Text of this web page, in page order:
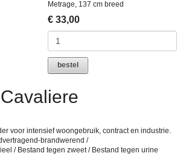
Metrage, 137 cm breed
€ 33,00
bestel
voor intensief woongebruik, contract en industrie.
brandwerend /
/ Bestand tegen zweet / Bestand tegen urine